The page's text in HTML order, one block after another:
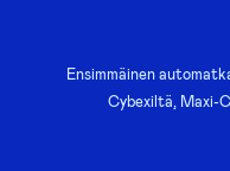
Ensimmäinen
Cybexiltä, Maxi-